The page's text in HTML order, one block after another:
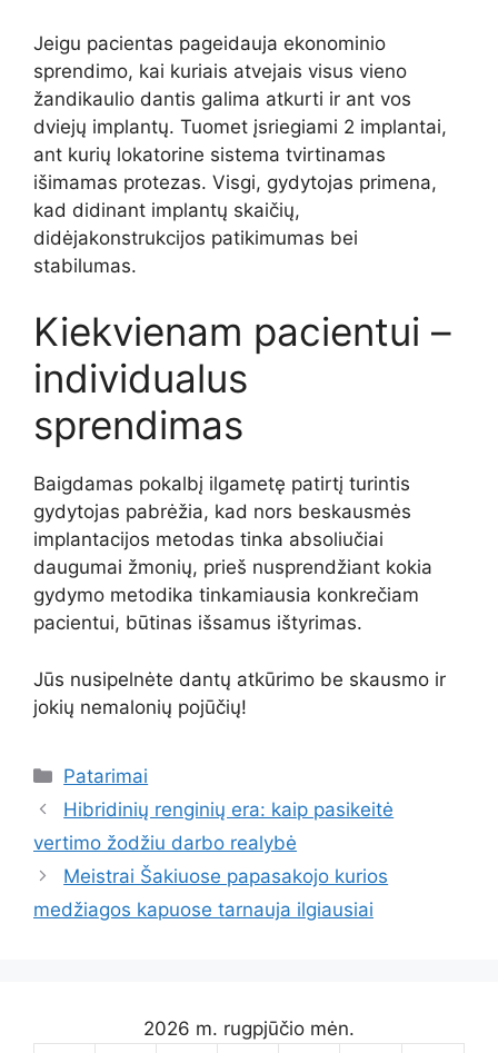
Jeigu pacientas pageidauja ekonominio
sprendimo, kai kuriais atvejais visus vieno
žandikaulio dantis galima atkurti ir ant vos
dviejų implantų. Tuomet įsriegiami 2 implantai,
ant kurių lokatorine sistema tvirtinamas
išimamas protezas. Visgi, gydytojas primena,
kad didinant implantų skaičių,
didėjakonstrukcijos patikimumas bei
stabilumas.
Kiekvienam pacientui –
individualus
sprendimas
Baigdamas pokalbį ilgametę patirtį turintis
gydytojas pabrėžia, kad nors beskausmės
implantacijos metodas tinka absoliučiai
daugumai žmonių, prieš nusprendžiant kokia
gydymo metodika tinkamiausia konkrečiam
pacientui, būtinas išsamus ištyrimas.
Jūs nusipelnėte dantų atkūrimo be skausmo ir
jokių nemalonių pojūčių!
Kategorijos
Patarimai
Hibridinių renginių era: kaip pasikeitė
vertimo žodžiu darbo realybė
Meistrai Šakiuose papasakojo kurios
medžiagos kapuose tarnauja ilgiausiai
2026 m. rugpjūčio mėn.